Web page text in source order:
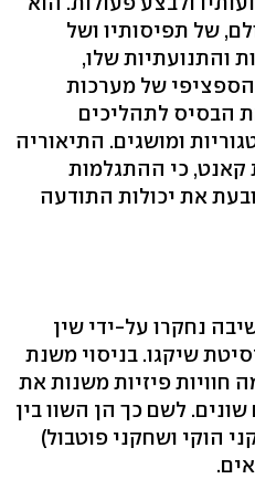
של תפיסותיו ושל
והתנועתיות שלו,
של מערכות
הבסיס לתהליכים
ומושגים. התיאוריה
כי ההתגלמות
את יכולות התודעה
נחקרו על-ידי שין
שיקגו. בניסוי משנת
כמה חוויות פיזיות משנות את
לשם כך הן השוו בין
הוקי ושחקני פוטבול)